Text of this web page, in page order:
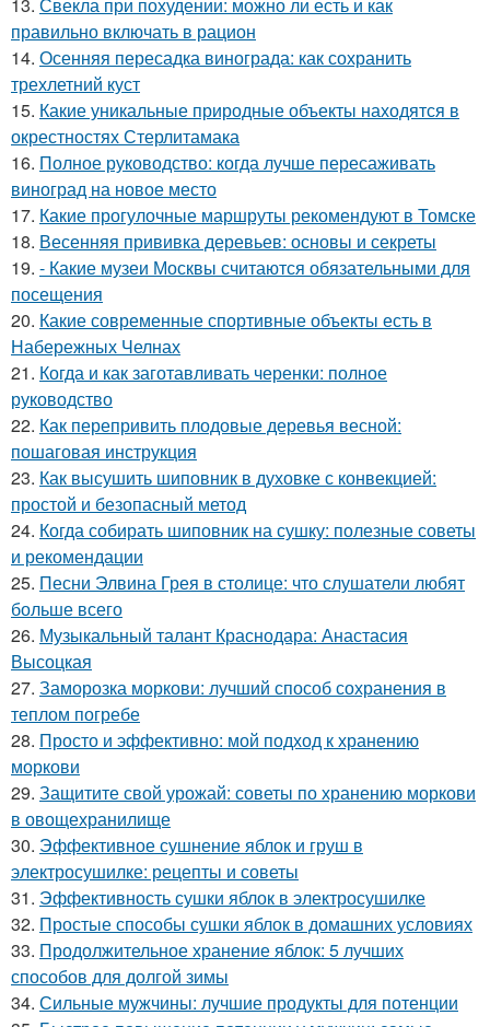
13. Свекла при похудении: можно ли есть и как
правильно включать в рацион
14. Осенняя пересадка винограда: как сохранить
трехлетний куст
15. Какие уникальные природные объекты находятся в
окрестностях Стерлитамака
16. Полное руководство: когда лучше пересаживать
виноград на новое место
17. Какие прогулочные маршруты рекомендуют в Томске
18. Весенняя прививка деревьев: основы и секреты
19. - Какие музеи Москвы считаются обязательными для
посещения
20. Какие современные спортивные объекты есть в
Набережных Челнах
21. Когда и как заготавливать черенки: полное
руководство
22. Как перепривить плодовые деревья весной:
пошаговая инструкция
23. Как высушить шиповник в духовке с конвекцией:
простой и безопасный метод
24. Когда собирать шиповник на сушку: полезные советы
и рекомендации
25. Песни Элвина Грея в столице: что слушатели любят
больше всего
26. Музыкальный талант Краснодара: Анастасия
Высоцкая
27. Заморозка моркови: лучший способ сохранения в
теплом погребе
28. Просто и эффективно: мой подход к хранению
моркови
29. Защитите свой урожай: советы по хранению моркови
в овощехранилище
30. Эффективное сушнение яблок и груш в
электросушилке: рецепты и советы
31. Эффективность сушки яблок в электросушилке
32. Простые способы сушки яблок в домашних условиях
33. Продолжительное хранение яблок: 5 лучших
способов для долгой зимы
34. Сильные мужчины: лучшие продукты для потенции